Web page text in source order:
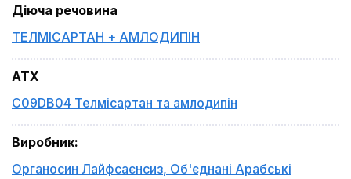
Діюча речовина
ТЕЛМІСАРТАН + АМЛОДИПІН
ATX
C09DB04 Телмісартан та амлодипін
Виробник:
Органосин Лайфсаєнсиз, Об'єднані Арабські